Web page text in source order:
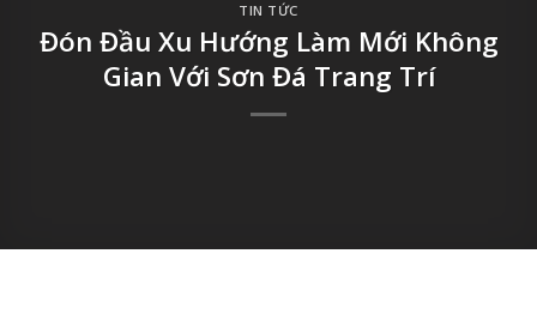
TIN TỨC
Đón Đầu Xu Hướng Làm Mới Không
Gian Với Sơn Đá Trang Trí